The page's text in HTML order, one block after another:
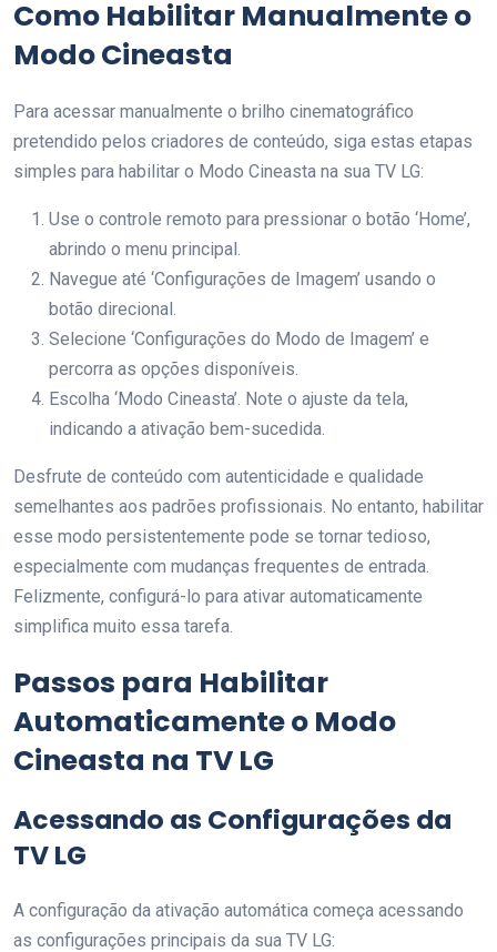
Como Habilitar Manualmente o
Modo Cineasta
Para acessar manualmente o brilho cinematográfico
pretendido pelos criadores de conteúdo, siga estas etapas
simples para habilitar o Modo Cineasta na sua TV LG:
Use o controle remoto para pressionar o botão ‘Home’,
abrindo o menu principal.
Navegue até ‘Configurações de Imagem’ usando o
botão direcional.
Selecione ‘Configurações do Modo de Imagem’ e
percorra as opções disponíveis.
Escolha ‘Modo Cineasta’. Note o ajuste da tela,
indicando a ativação bem-sucedida.
Desfrute de conteúdo com autenticidade e qualidade
semelhantes aos padrões profissionais. No entanto, habilitar
esse modo persistentemente pode se tornar tedioso,
especialmente com mudanças frequentes de entrada.
Felizmente, configurá-lo para ativar automaticamente
simplifica muito essa tarefa.
Passos para Habilitar
Automaticamente o Modo
Cineasta na TV LG
Acessando as Configurações da
TV LG
A configuração da ativação automática começa acessando
as configurações principais da sua TV LG: